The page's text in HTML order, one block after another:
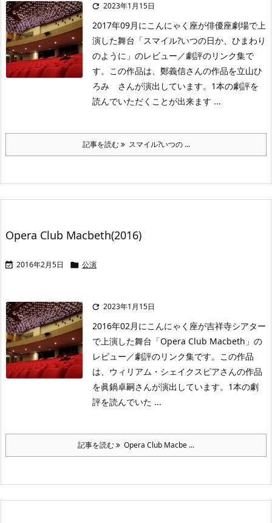
 2023年1月15日
2017年09月にこんにゃく座が俳優座劇場で上
演した舞台「スマイル?いつの日か、ひまわり
のように」のレビュー／劇評のリンク集で
す。この作品は、鄭義信さんの作品を立山ひ
ろみ さんが演出しています。1本の劇評を
読んでいただくことが出来ます ...
記事を読む スマイル?いつの ...
Opera Club Macbeth(2016)
 2016年2月5日  公演
 2023年1月15日
2016年02月にこんにゃく座が吉祥寺シアター
で上演した舞台「Opera Club Macbeth」の
レビュー／劇評のリンク集です。この作品
は、ウィリアム・シェイクスピアさんの作品
を眞鍋卓嗣さんが演出しています。1本の劇
評を読んでいた ...
記事を読む Opera Club Macbe ...